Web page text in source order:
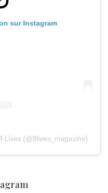
sur Instagram
Lives (@9lives_magazine)